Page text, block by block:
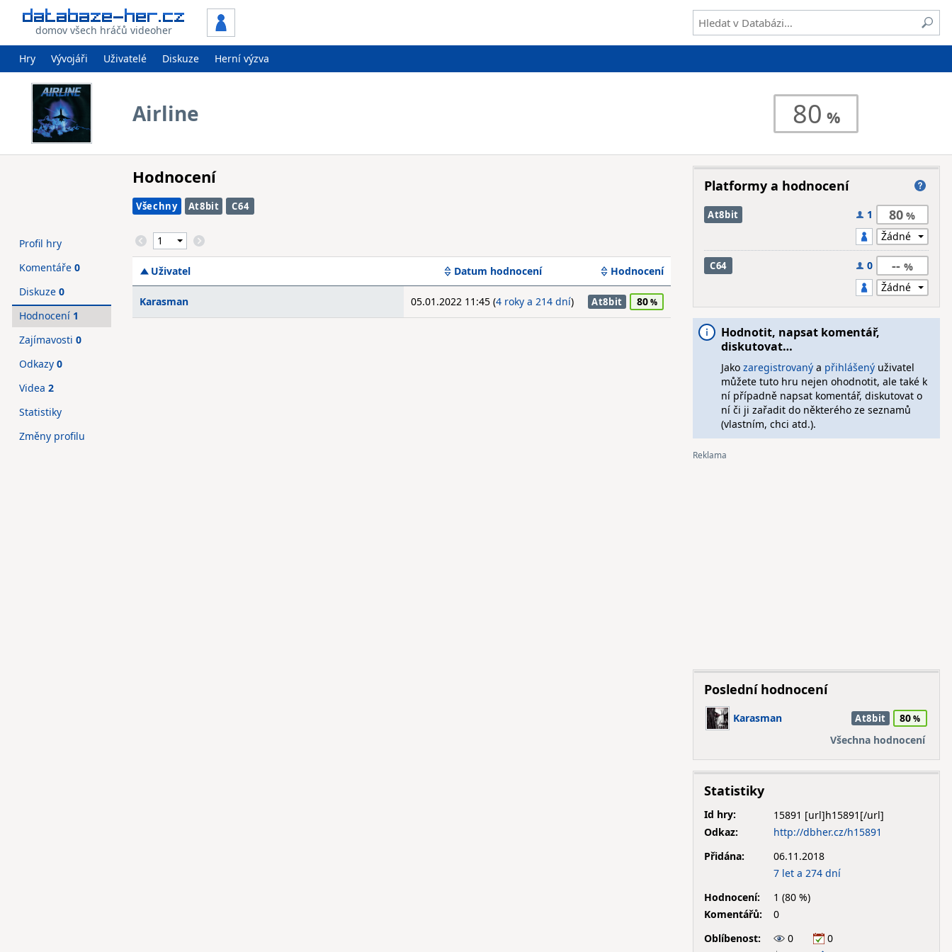
domov všech hráčů videoher
Hry Vývojáři Uživatelé Diskuze Herní výzva
Airline 80
Hodnocení
Všechny At8bit C64
Uživatel Datum hodnocení Hodnocení
Karasman 05.01.2022 11:45 (4 roky a 214 dní) At8bit 80
Profil hry
Komentáře 0
Diskuze 0
Hodnocení 1
Zajímavosti 0
Odkazy 0
Videa 2
Statistiky
Změny profilu
Platformy a hodnocení
At8bit 1 80
C64 0 --
Hodnotit, napsat komentář,
diskutovat…
Jako zaregistrovanýa přihlášenýuživatel
můžete tuto hru nejen ohodnotit, ale také k
ní případně napsat komentář, diskutovat o
ní či ji zařadit do některého ze seznamů
(vlastním, chci atd.).
Poslední hodnocení
Karasman At8bit
80
Všechna hodnocení
Statistiky
Id hry:
15891
Odkaz:
http://dbher.cz/h15891
Přidána:
06.11.2018
7 let a 274 dní
Hodnocení:
1 (80 %)
Komentářů:
0
Oblíbenost:
0
0